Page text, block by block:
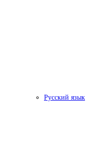
Русский язык